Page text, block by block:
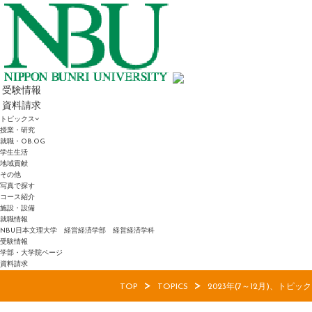
受験情報
資料請求
トピックス
授業・研究
就職・OB.OG
学生生活
地域貢献
その他
写真で探す
コース紹介
施設・設備
就職情報
NBU日本文理大学 経営経済学部 経営経済学科
受験情報
学部・大学院ページ
資料請求
TOP TOPICS 2023年(7～12月)、トピッ